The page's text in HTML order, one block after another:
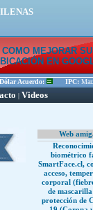
COMO MEJORAR SU
EN
Acuerdo: IPC:
| Videos
Web
biométrico
SmartFace.cl,
acceso,
corporal
de
protección de